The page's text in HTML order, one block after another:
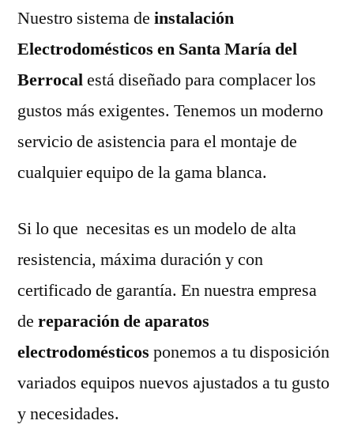
Nuestro sistema de instalación
Electrodomésticos en Santa María del
Berrocalestá diseñado para complacer los
gustos más exigentes. Tenemos un moderno
servicio de asistencia para el montaje de
cualquier equipo de la gama blanca.
Si lo que necesitas es un modelo de alta
resistencia, máxima duración y con
certificado de garantía. En nuestra empresa
de reparación de aparatos
electrodomésticos ponemos a tu disposición
variados equipos nuevos ajustados a tu gusto
y necesidades.